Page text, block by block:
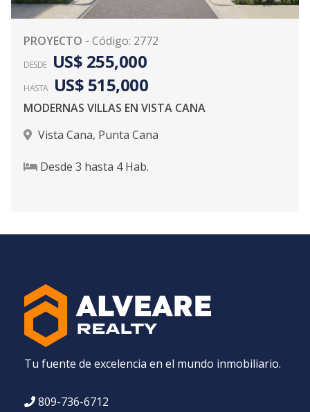
PROYECTO - Código: 2772
DESDE US$ 255,000
HASTA US$ 515,000
MODERNAS VILLAS EN VISTA CANA
Vista Cana, Punta Cana
Desde 3 hasta 4Hab.
Tu fuente de excelencia en el mundo inmobiliario.
809-736-6712